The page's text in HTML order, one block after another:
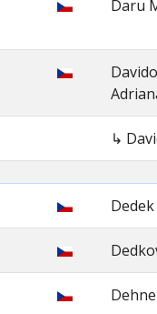
Daru
↳